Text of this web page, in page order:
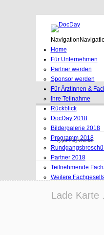
Navigation
Home
Für Unternehmen
Partner werden
Sponsor werden
Für ÄrztInnen &
Ihre Teilnahme
Rückblick
DocDay 2018
Bildergalerie 2018
Programm 2018
Partner 2018
Teilnehmende
Weitere
DocDay 2014
Lade Karte